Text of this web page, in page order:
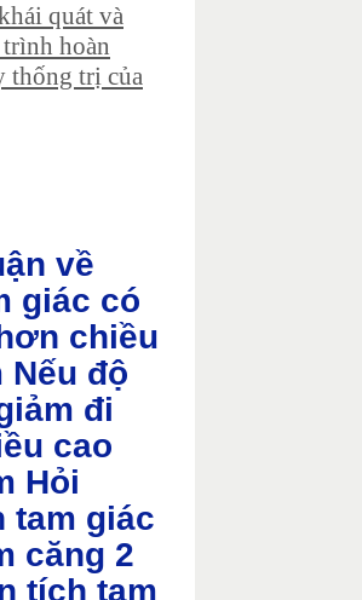
quát và
hoàn
thống trị của
về
giác có
chiều
Nếu độ
đi
cao
Hỏi
tam giác
căng 2
tích tam